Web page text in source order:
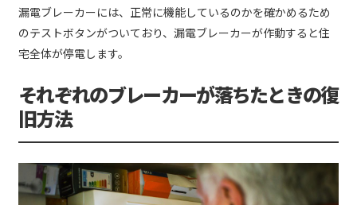
漏電ブレーカーには、正常に機能しているのかを確かめるため
のテストボタンがついており、漏電ブレーカーが作動すると住
宅全体が停電します。
それぞれのブレーカーが落ちたときの復
旧方法